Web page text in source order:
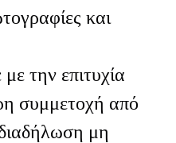
και
την επιτυχία
συμμετοχή από
μη